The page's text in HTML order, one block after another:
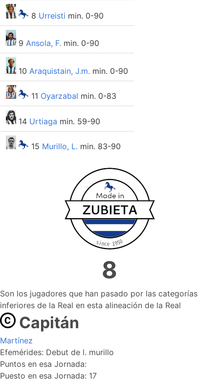
8 Urreisti min. 0-90
9 Ansola, F. min. 0-90
10 Araquistain, J.m. min. 0-90
11 Oyarzabal min. 0-83
14 Urtiaga min. 59-90
15 Murillo, L. min. 83-90
8
Son los jugadores que han pasado por las categorías
inferiores de la Real en esta alineación de la Real
Capitán
Martínez
Efemérides: Debut de l. murillo
Puntos en esa Jornada:
Puesto en esa Jornada: 17